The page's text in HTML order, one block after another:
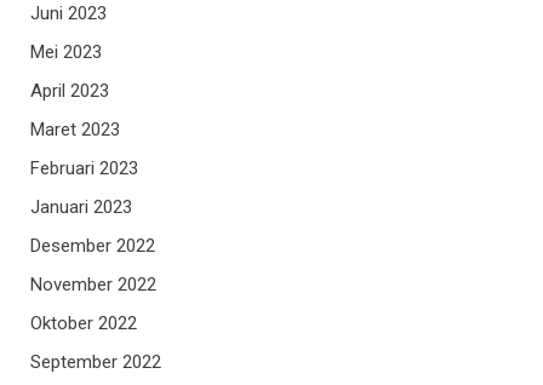
Juni 2023
Mei 2023
April 2023
Maret 2023
Februari 2023
Januari 2023
Desember 2022
November 2022
Oktober 2022
September 2022